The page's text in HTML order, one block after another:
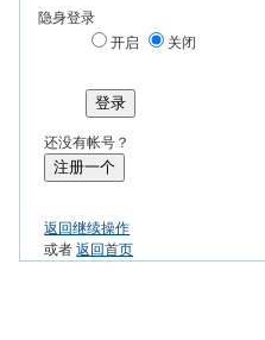
隐身登录
开启
关闭
登录
还没有帐号？
注册一个
返回继续操作
或者返回首页